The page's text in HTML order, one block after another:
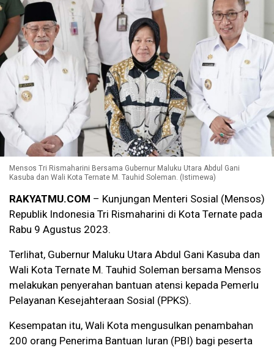
Mensos Tri Rismaharini Bersama Gubernur Maluku Utara Abdul Gani
Kasuba dan Wali Kota Ternate M. Tauhid Soleman. (Istimewa)
RAKYATMU.COM – Kunjungan Menteri Sosial (Mensos)
Republik Indonesia Tri Rismaharini di Kota Ternate pada
Rabu 9 Agustus 2023.
Terlihat, Gubernur Maluku Utara Abdul Gani Kasuba dan
Wali Kota Ternate M. Tauhid Soleman bersama Mensos
melakukan penyerahan bantuan atensi kepada Pemerlu
Pelayanan Kesejahteraan Sosial (PPKS).
Kesempatan itu, Wali Kota mengusulkan penambahan
200 orang Penerima Bantuan Iuran (PBI) bagi peserta